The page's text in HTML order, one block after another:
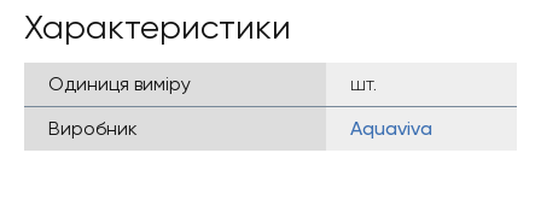
Характеристики
Одиниця виміру
шт.
Виробник
Aquaviva